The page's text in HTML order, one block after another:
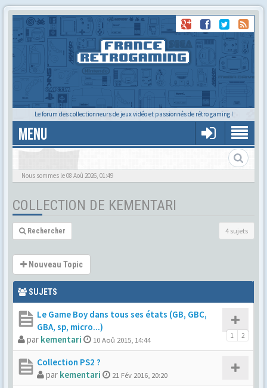
Le forum des collectionneurs de jeux vidéo et passionnés de rétro gaming !
MENU
La collec de Kem
Nous sommes le 08 Aoû 2026, 01:49
COLLECTION DE KEMENTARI
Rechercher 4 sujets
Nouveau Topic
SUJETS
Le Game Boy dans tous ses états (GB, GBC,
GBA, sp, micro...)
1 2
par kementari 10 Aoû 2015, 14:44
Collection PS2 ?
par kementari 21 Fév 2016, 20:20